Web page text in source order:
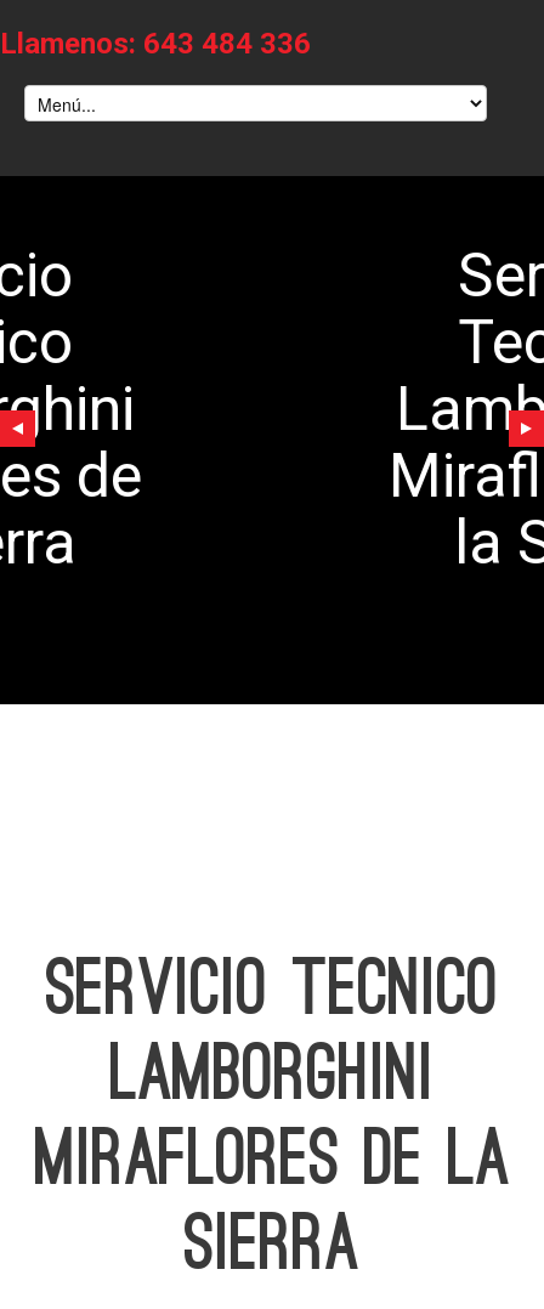
Llamenos: 643 484 336
Lamborghini
Miraflores de
la Sierra
SERVICIO TECNICO
LAMBORGHINI
MIRAFLORES DE LA
SIERRA